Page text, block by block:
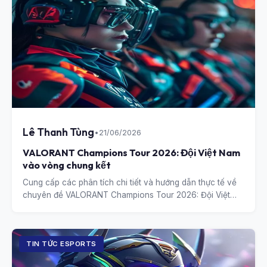
Lê Thanh Tùng • 21/06/2026
VALORANT Champions Tour 2026: Đội Việt Nam
vào vòng chung kết
Cung cấp các phân tích chi tiết và hướng dẫn thực tế về
chuyên đề VALORANT Champions Tour 2026: Đội Việt
TIN TỨC ESPORTS